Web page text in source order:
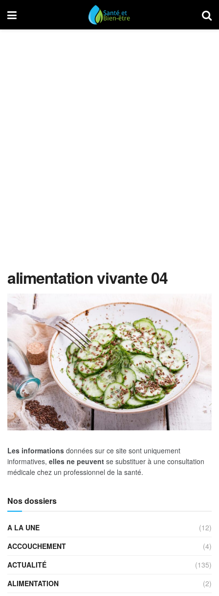
alimentation vivante 04
Les informations données sur ce site sont uniquement
informatives, elles ne peuvent se substituer à une consultation
médicale chez un professionnel de la santé.
Nos dossiers
A LA UNE
(12)
ACCOUCHEMENT
(4)
ACTUALITÉ
(135)
ALIMENTATION
(2)